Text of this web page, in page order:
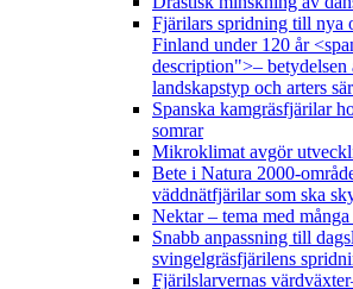
Fjärilars spridning till nya
Finland under 120 år
description">– betydelsen
landskapstyp och arters
Spanska kamgräsfjärilar
somrar
Mikroklimat avgör
Bete i Natura 2000-
väddnätfjärilar som ska
Nektar – tema med
Snabb anpassning till
svingelgräsfjärilens
Fjärilslarvernas